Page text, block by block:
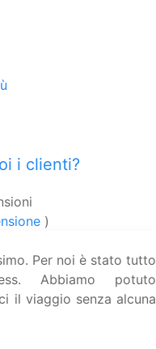
i clienti?
)
Per noi è stato tutto
Abbiamo potuto
il viaggio senza alcuna